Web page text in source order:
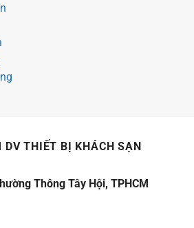
DV THIẾT BỊ KHÁCH SẠN
Thông Tây Hội, TPHCM